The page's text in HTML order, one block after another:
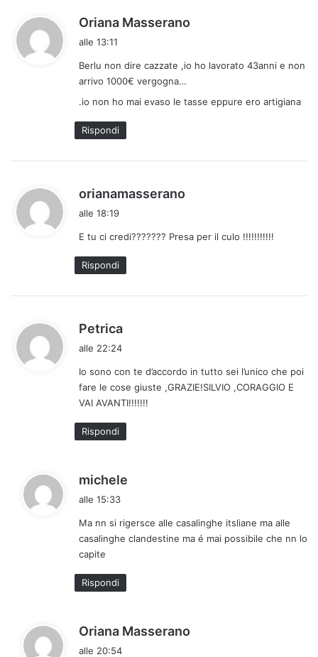
Oriana Masserano
e
t
alle 13:11
Berlu non dire cazzate ,io ho lavorato 43anni e non
arrivo 1000€ vergogna…
.io non ho mai evaso le tasse eppure ero artigiana
Rispondi
orianamasserano
e
alle 18:19
E tu ci credi??????? Presa per il culo !!!!!!!!!!!
Rispondi
Petrica
e
t
t
o
:
alle 22:24
Io sono con te d’accordo in tutto sei l’unico che poi
fare le cose giuste ,GRAZIE!SILVIO ,CORAGGIO E
VAI AVANTI!!!!!!!
Rispondi
michele
e
t
alle 15:33
Ma nn si rigersce alle casalinghe itsliane ma alle
casalinghe clandestine ma é mai possibile che nn lo
capite
Rispondi
Oriana Masserano
alle 20:54